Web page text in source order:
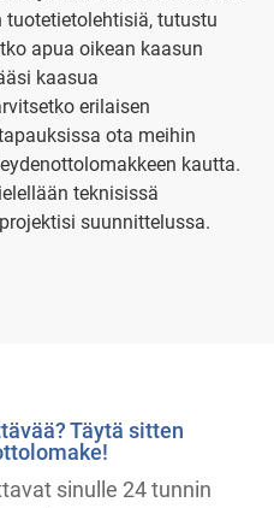
tutustu
apua oikean kaasun
kaasua
erilaisen
ota meihin
kautta.
teknisissä
suunnittelussa.
Täytä sitten
sinulle 24 tunnin